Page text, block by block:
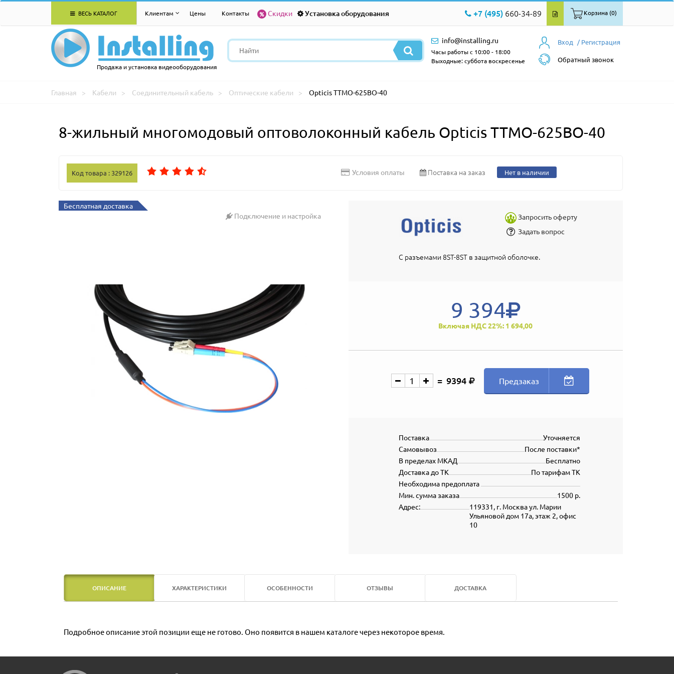
ВЕСЬ КАТАЛОГ Клиентам Цены Контакты Скидки Установка оборудования +7 (495) 660-34-89 Корзина (0)
Продажа и установка видеооборудования
Вход / Регистрация
Обратный звонок
info@installing.ru
Часы работы с 10:00 - 18:00
Выходные: суббота воскресенье
Главная Кабели Соединительный кабель Оптические кабели Opticis TTMO-625BO-40
8-жильный многомодовый оптоволоконный кабель Opticis TTMO-625BO-40
Код товара : 329126 Условия оплаты Поставка на заказ Нет в наличии
Бесплатная доставка
Подключение и настройка
Запросить оферту
Задать вопрос
С разъемами 8ST-8ST в защитной оболочке.
9 394
Включая НДС 22%: 1 694,00
9394 Предзаказ
Уточняется
Поставка
После поставки*
Самовывоз
Бесплатно
В пределах МКАД
По тарифам ТК
Доставка до ТК
Необходима предоплата
1500 р.
Мин. сумма заказа
119331, г. Москва ул. Марии
Ульяновой дом 17а, этаж 2, офис
10
Адрес:
ОПИСАНИЕ ХАРАКТЕРИСТИКИ ОСОБЕННОСТИ ОТЗЫВЫ ДОСТАВКА
Подробное описание этой позиции еще не готово. Оно появится в нашем каталоге через некоторое время.